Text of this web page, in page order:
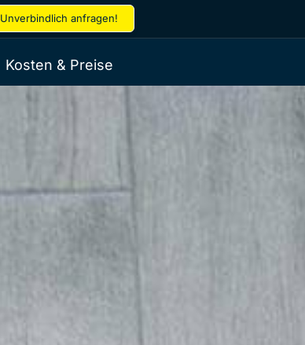
Unverbindlich anfragen!
Kosten & Preise